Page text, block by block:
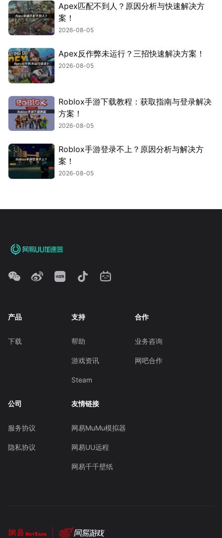
Apex匹配不到人？原因分析与快速解决方
案！
2026-08-05
Apex反作弊未运行？三招快速解决方案！
2026-08-05
Roblox手游下载教程：获取指南与登录解决
方案！
2026-08-05
Roblox手游登录不上？原因分析与解决方
案！
2026-08-05
产品
下载
支持
帮助
游戏资讯
Steam
合作
业务咨询
网吧合作
公司
服务协议
隐私协议
友情链接
网易MuMu模拟器
网易UU远程
网易千千壁纸